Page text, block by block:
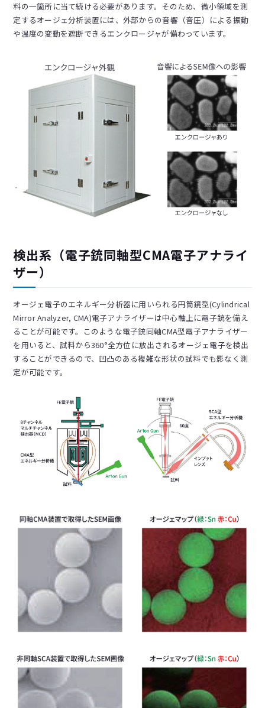
料の一箇所に当て続ける必要があります。そのため、微小領域を測
定するオージェ分析装置には、外部からの音響（音圧）による振動
や温度の変動を遮断できるエンクロージャが備わっています。
検出系（電子銃同軸型CMA電子アナライ
ザー）
オージェ電子のエネルギー分析器に用いられる円筒鏡型(Cylindrical
Mirror Analyzer, CMA)電子アナライザーは中心軸上に電子銃を備え
ることが可能です。このような電子銃同軸CMA型電子アナライザー
を用いると、試料から360°全方位に放出されるオージェ電子を検出
することができるので、凹凸のある複雑な形状の試料でも影なく測
定が可能です。